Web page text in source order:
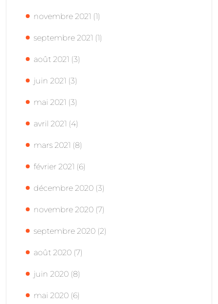
novembre 2021 (1)
septembre 2021 (1)
août 2021 (3)
juin 2021 (3)
mai 2021 (3)
avril 2021 (4)
mars 2021 (8)
février 2021 (6)
décembre 2020 (3)
novembre 2020 (7)
septembre 2020 (2)
août 2020 (7)
juin 2020 (8)
mai 2020 (6)